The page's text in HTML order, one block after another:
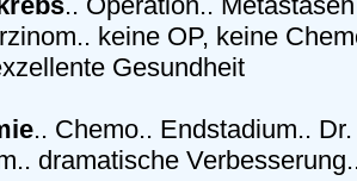
keine OP, keine
Gesundheit
.. Chemo.. Endstadium..
dramatische